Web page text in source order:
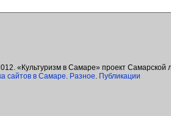
«Культуризм в Самаре» проект Самарской
сайтов в Самаре. Разное. Публикации